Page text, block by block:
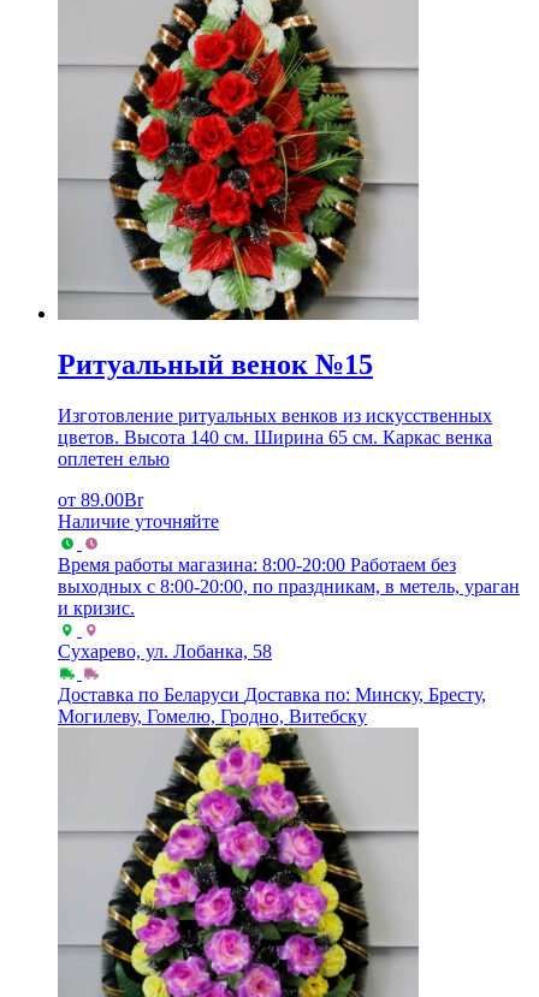
Ритуальный венок №15
Изготовление ритуальных венков из искусственных
цветов. Высота 140 см. Ширина 65 см. Каркас венка
оплетен елью
от 89.00Br
Наличие уточняйте
Время работы магазина: 8:00-20:00 Работаем без
выходных с 8:00-20:00, по праздникам, в метель, ураган
и кризис.
Сухарево, ул. Лобанка, 58
Доставка по Беларуси Доставка по: Минску, Бресту,
Могилеву, Гомелю, Гродно, Витебску